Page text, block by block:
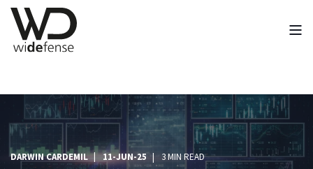
DARWIN CARDEMIL 11-JUN-25 3 MIN READ